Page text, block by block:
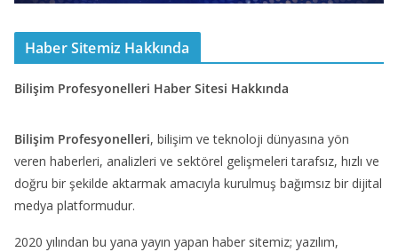
Haber Sitemiz Hakkında
Bilişim Profesyonelleri Haber Sitesi Hakkında
Bilişim Profesyonelleri, bilişim ve teknoloji dünyasına yön
veren haberleri, analizleri ve sektörel gelişmeleri tarafsız, hızlı ve
doğru bir şekilde aktarmak amacıyla kurulmuş bağımsız bir dijital
medya platformudur.
2020 yılından bu yana yayın yapan haber sitemiz; yazılım,